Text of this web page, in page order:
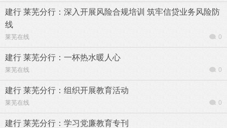
建行 莱芜分行：深入开展风险合规培训 筑牢信贷业务风险防
线
莱芜在线 0
建行 莱芜分行：一杯热水暖人心
莱芜在线 0
建行 莱芜分行：组织开展教育活动
莱芜在线 0
建行 莱芜分行：学习党廉教育专刊